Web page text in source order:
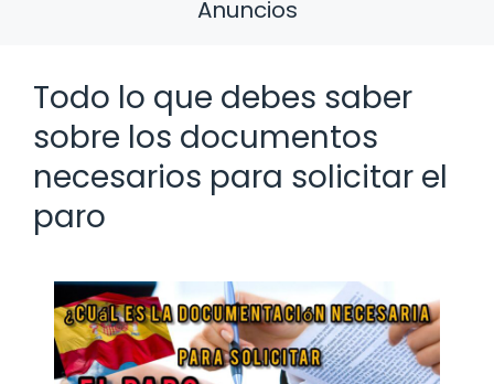
Anuncios
Todo lo que debes saber
sobre los documentos
necesarios para solicitar el
paro